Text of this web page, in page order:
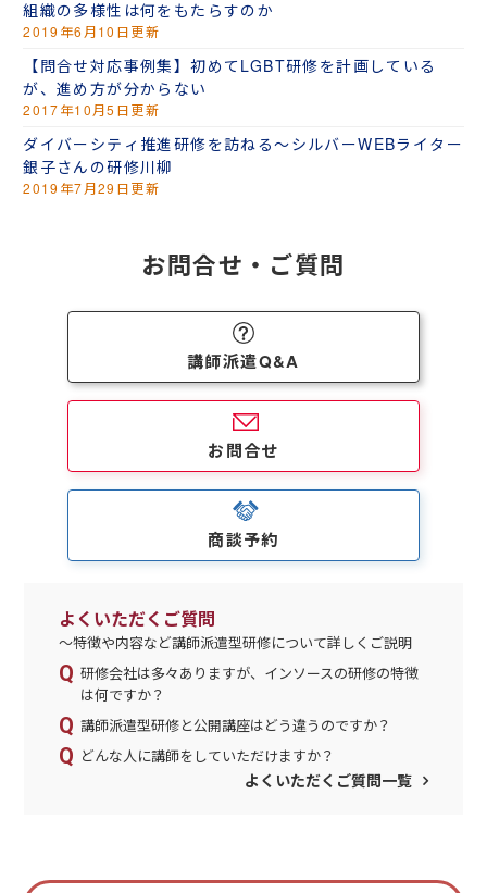
組織の多様性は何をもたらすのか
2019年6月10日更新
【問合せ対応事例集】初めてLGBT研修を計画している
が、進め方が分からない
2017年10月5日更新
ダイバーシティ推進研修を訪ねる～シルバーWEBライター
銀子さんの研修川柳
2019年7月29日更新
お問合せ・ご質問
講師派遣Q&A
お問合せ
商談予約
よくいただくご質問
～特徴や内容など講師派遣型研修について詳しくご説明
研修会社は多々ありますが、インソースの研修の特徴
は何ですか？
講師派遣型研修と公開講座はどう違うのですか？
どんな人に講師をしていただけますか？
よくいただくご質問一覧